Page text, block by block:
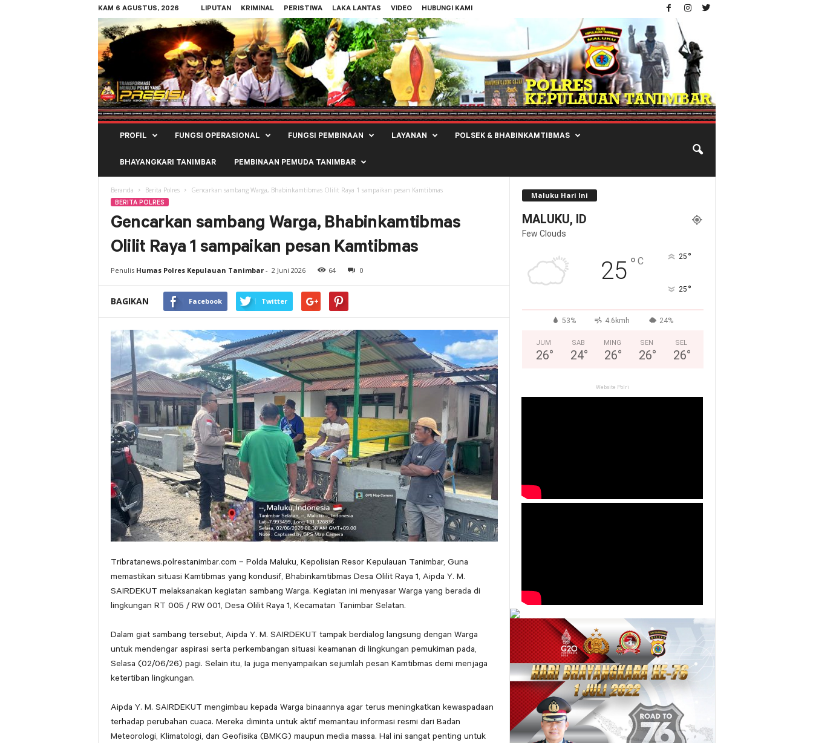
KAM 6 AGUSTUS, 2026 LIPUTAN KRIMINAL PERISTIWA LAKA LANTAS VIDEO HUBUNGI KAMI
Polres
Kepulauan
PROFIL FUNGSI OPERASIONAL FUNGSI PEMBINAAN LAYANAN POLSEK & BHABINKAMTIBMAS
BHAYANGKARI TANIMBAR PEMBINAAN PEMUDA TANIMBAR
Beranda Berita Polres Gencarkan sambang Warga, Bhabinkamtibmas Olilit Raya 1 sampaikan pesan Kamtibmas
BERITA POLRES
Gencarkan sambang Warga, Bhabinkamtibmas
Olilit Raya 1 sampaikan pesan Kamtibmas
Penulis Humas Polres Kepulauan Tanimbar- 2 Juni 2026 64 0
BAGIKAN Facebook Twitter
Tribratanews.polrestanimbar.com – Polda Maluku, Kepolisian Resor Kepulauan Tanimbar, Guna
memastikan situasi Kamtibmas yang kondusif, Bhabinkamtibmas Desa Olilit Raya 1, Aipda Y. M.
SAIRDEKUT melaksanakan kegiatan sambang Warga. Kegiatan ini menyasar Warga yang berada di
lingkungan RT 005 / RW 001, Desa Olilit Raya 1, Kecamatan Tanimbar Selatan.
Dalam giat sambang tersebut, Aipda Y. M. SAIRDEKUT tampak berdialog langsung dengan Warga
untuk mendengar aspirasi serta perkembangan situasi keamanan di lingkungan pemukiman pada,
Selasa (02/06/26) pagi. Selain itu, Ia juga menyampaikan sejumlah pesan Kamtibmas demi menjaga
ketertiban lingkungan.
Aipda Y. M. SAIRDEKUT mengimbau kepada Warga binaannya agar terus meningkatkan kewaspadaan
terhadap perubahan cuaca. Mereka diminta untuk aktif memantau informasi resmi dari Badan
Meteorologi, Klimatologi, dan Geofisika (BMKG) maupun media massa. Hal ini sangat penting untuk
Maluku Hari Ini
MALUKU, ID
Few Clouds
25 ° C 25 °
25 °
53% 4.6kmh 24%
JUM
26°
SAB
24°
MING
26°
SEN
26°
SEL
26°
Website Polri